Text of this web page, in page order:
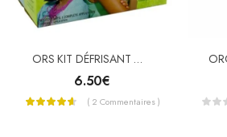
ORS KIT DÉFRISANT OLIVE OIL GIRLS
6.50€
( 2 Commentaires )